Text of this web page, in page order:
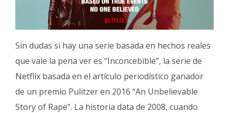
Sin dudas si hay una serie basada en hechos reales
que vale la pena ver es “Inconcebible”, la serie de
Netflix basada en el artículo periodístico ganador
de un premio Pulitzer en 2016 “An Unbelievable
Story of Rape”. La historia data de 2008, cuando